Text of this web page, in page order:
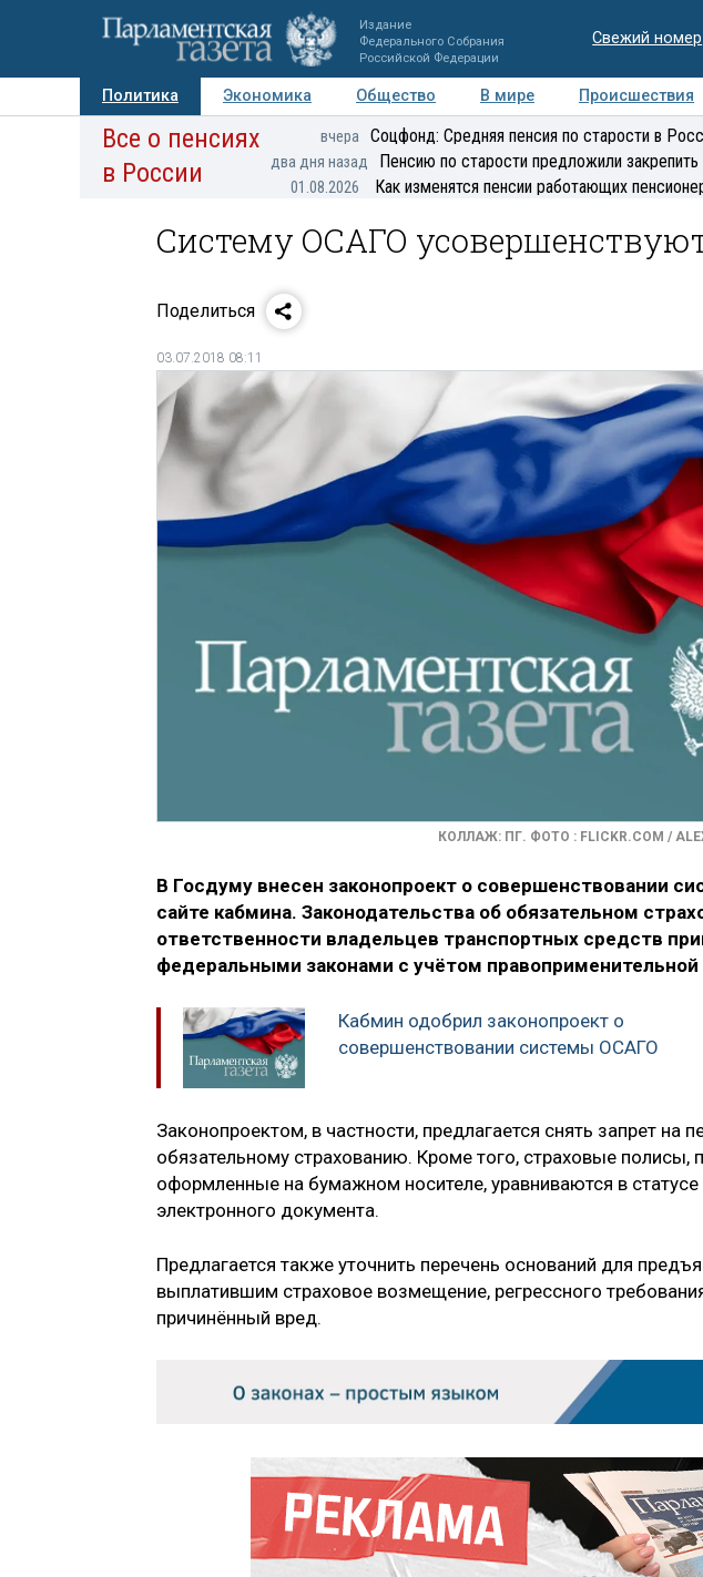
Издание
Федерального Собрания
Российской Федерации
Свежий номер
Политика Экономика Общество В мире Происшествия
Авторы Персоны Мнения Регионы Медиацентр
Все о пенсиях
в России
вчера Соцфонд: Средняя пенсия по старости в
два дня назад Пенсию по старости предложили
01.08.2026 Как изменятся пенсии работающих
Систему ОСАГО
Поделиться
03.07.2018 08:11
КОЛЛАЖ: ПГ. ФОТО : FLICKR.COM /
В Госдуму внесен законопроект о совершенствовании
сайте кабмина. Законодательства об обязательном
ответственности владельцев транспортных средств
федеральными законами с учётом правоприменительной
Кабмин одобрил законопроект о
совершенствовании системы ОСАГО
Законопроектом, в частности, предлагается снять запрет на
обязательному страхованию. Кроме того, страховые полисы,
оформленные на бумажном носителе, уравниваются в
электронного документа.
Предлагается также уточнить перечень оснований для
выплатившим страховое возмещение, регрессного
причинённый вред.